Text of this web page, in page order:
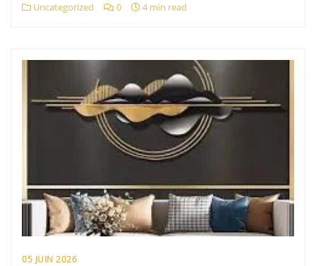
Uncategorized 0 4 min read
05 JUIN 2026